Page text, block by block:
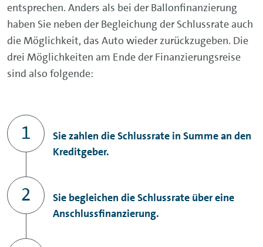
entsprechen. Anders als bei der Ballonfinanzierung
haben Sie neben der Begleichung der Schlussrate auch
die Möglichkeit, das Auto wieder zurückzugeben. Die
drei Möglichkeiten am Ende der Finanzierungsreise
sind also folgende:
Sie zahlen die Schlussrate in Summe an den
Kreditgeber.
Sie begleichen die Schlussrate über eine
Anschlussfinanzierung.